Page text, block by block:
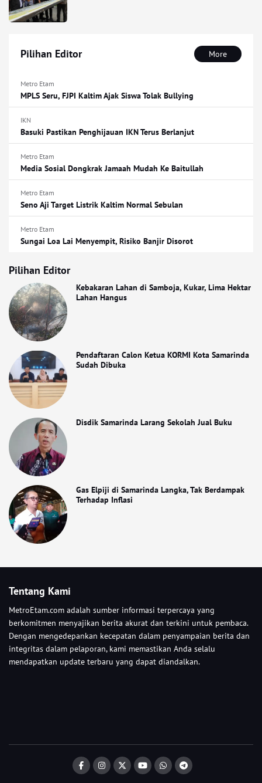
Pilihan Editor More
Metro Etam
MPLS Seru, FJPI Kaltim Ajak Siswa Tolak Bullying
IKN
Basuki Pastikan Penghijauan IKN Terus Berlanjut
Metro Etam
Media Sosial Dongkrak Jamaah Mudah Ke Baitullah
Metro Etam
Seno Aji Target Listrik Kaltim Normal Sebulan
Metro Etam
Sungai Loa Lai Menyempit, Risiko Banjir Disorot
Pilihan Editor
Kebakaran Lahan di Samboja, Kukar, Lima Hektar
Lahan Hangus
Pendaftaran Calon Ketua KORMI Kota Samarinda
Sudah Dibuka
Disdik Samarinda Larang Sekolah Jual Buku
Gas Elpiji di Samarinda Langka, Tak Berdampak
Terhadap Inflasi
Tentang Kami
MetroEtam.com adalah sumber informasi terpercaya yang
berkomitmen menyajikan berita akurat dan terkini untuk pembaca.
Dengan mengedepankan kecepatan dalam penyampaian berita dan
integritas dalam pelaporan, kami memastikan Anda selalu
mendapatkan update terbaru yang dapat diandalkan.